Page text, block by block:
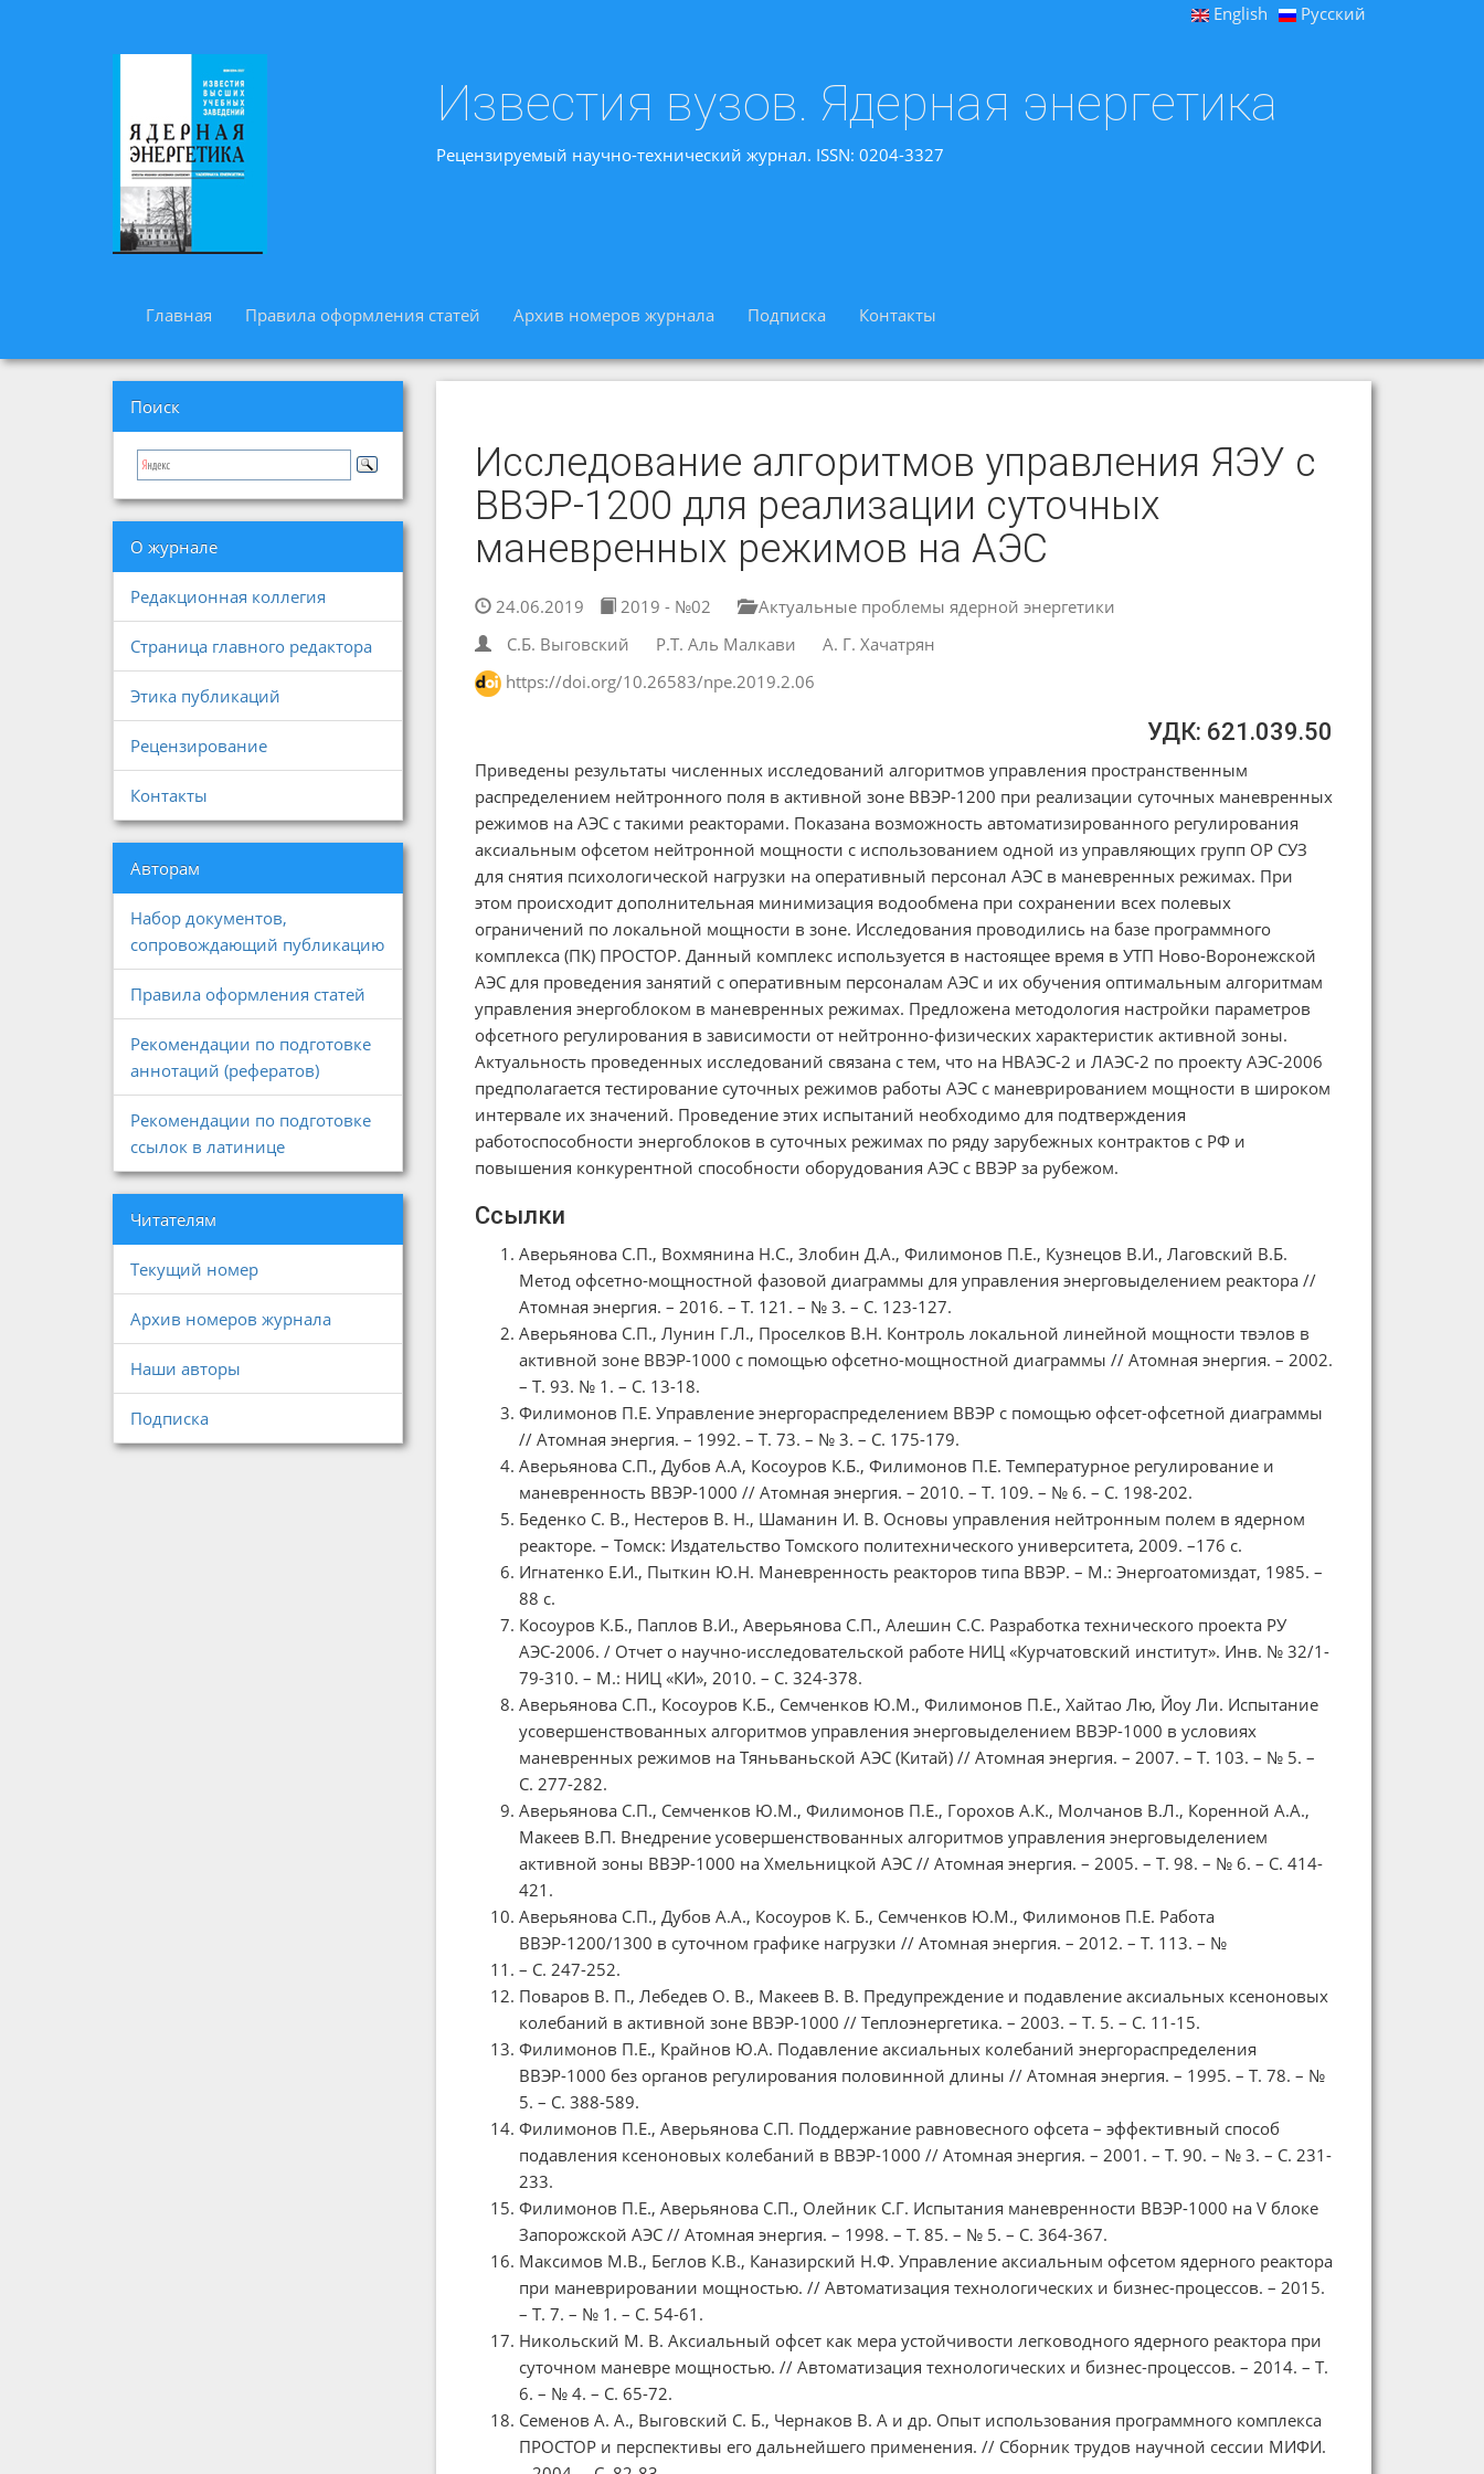
English Русский
Известия вузов. Ядерная энергетика
Рецензируемый научно-технический журнал. ISSN: 0204-3327
Главная Правила оформления статей Архив номеров журнала Подписка Контакты
Поиск
О журнале
Редакционная коллегия
Страница главного редактора
Этика публикаций
Рецензирование
Контакты
Авторам
Набор документов,
сопровождающий публикацию
Правила оформления статей
Рекомендации по подготовке
аннотаций (рефератов)
Рекомендации по подготовке
ссылок в латинице
Читателям
Текущий номер
Архив номеров журнала
Наши авторы
Подписка
Исследование алгоритмов управления ЯЭУ с
ВВЭР-1200 для реализации суточных
маневренных режимов на АЭС
24.06.2019 2019 - №02
Актуальные проблемы ядерной энергетики
С.Б. Выговский
Р.Т. Аль Малкави
А. Г. Хачатрян
https://doi.org/10.26583/npe.2019.2.06
УДК: 621.039.50
Приведены результаты численных исследований алгоритмов управления пространственным
распределением нейтронного поля в активной зоне ВВЭР-1200 при реализации суточных маневренных
режимов на АЭС с такими реакторами. Показана возможность автоматизированного регулирования
аксиальным офсетом нейтронной мощности с использованием одной из управляющих групп ОР СУЗ
для снятия психологической нагрузки на оперативный персонал АЭС в маневренных режимах. При
этом происходит дополнительная минимизация водообмена при сохранении всех полевых
ограничений по локальной мощности в зоне. Исследования проводились на базе программного
комплекса (ПК) ПРОСТОР. Данный комплекс используется в настоящее время в УТП Ново-Воронежской
АЭС для проведения занятий с оперативным персоналам АЭС и их обучения оптимальным алгоритмам
управления энергоблоком в маневренных режимах. Предложена методология настройки параметров
офсетного регулирования в зависимости от нейтронно-физических характеристик активной зоны.
Актуальность проведенных исследований связана с тем, что на НВАЭС-2 и ЛАЭС-2 по проекту АЭС-2006
предполагается тестирование суточных режимов работы АЭС с маневрированием мощности в широком
интервале их значений. Проведение этих испытаний необходимо для подтверждения
работоспособности энергоблоков в суточных режимах по ряду зарубежных контрактов с РФ и
повышения конкурентной способности оборудования АЭС с ВВЭР за рубежом.
Ссылки
Аверьянова С.П., Вохмянина Н.С., Злобин Д.А., Филимонов П.Е., Кузнецов В.И., Лаговский В.Б.
Метод офсетно-мощностной фазовой диаграммы для управления энерговыделением реактора //
Атомная энергия. – 2016. – Т. 121. – № 3. – С. 123-127.
Аверьянова С.П., Лунин Г.Л., Проселков В.Н. Контроль локальной линейной мощности твэлов в
активной зоне ВВЭР-1000 с помощью офсетно-мощностной диаграммы // Атомная энергия. – 2002.
– Т. 93. № 1. – С. 13-18.
Филимонов П.Е. Управление энергораспределением ВВЭР с помощью офсет-офсетной диаграммы
// Атомная энергия. – 1992. – Т. 73. – № 3. – С. 175-179.
Аверьянова С.П., Дубов А.А, Косоуров К.Б., Филимонов П.Е. Температурное регулирование и
маневренность ВВЭР-1000 // Атомная энергия. – 2010. – Т. 109. – № 6. – С. 198-202.
Беденко С. В., Нестеров В. Н., Шаманин И. В. Основы управления нейтронным полем в ядерном
реакторе. – Томск: Издательство Томского политехнического университета, 2009. –176 с.
Игнатенко Е.И., Пыткин Ю.Н. Маневренность реакторов типа ВВЭР. – М.: Энергоатомиздат, 1985. –
88 с.
Косоуров К.Б., Паплов В.И., Аверьянова С.П., Алешин С.С. Разработка технического проекта РУ
АЭС-2006. / Отчет о научно-исследовательской работе НИЦ «Курчатовский институт». Инв. № 32/1-
79-310. – М.: НИЦ «КИ», 2010. – С. 324-378.
Аверьянова С.П., Косоуров К.Б., Семченков Ю.М., Филимонов П.Е., Хайтао Лю, Йоу Ли. Испытание
усовершенствованных алгоритмов управления энерговыделением ВВЭР-1000 в условиях
маневренных режимов на Тяньваньской АЭС (Китай) // Атомная энергия. – 2007. – Т. 103. – № 5. –
С. 277-282.
Аверьянова С.П., Семченков Ю.М., Филимонов П.Е., Горохов А.К., Молчанов В.Л., Коренной А.А.,
Макеев В.П. Внедрение усовершенствованных алгоритмов управления энерговыделением
активной зоны ВВЭР-1000 на Хмельницкой АЭС // Атомная энергия. – 2005. – Т. 98. – № 6. – С. 414-
421.
Аверьянова С.П., Дубов А.А., Косоуров К. Б., Семченков Ю.М., Филимонов П.Е. Работа
ВВЭР-1200/1300 в суточном графике нагрузки // Атомная энергия. – 2012. – Т. 113. – №
– С. 247-252.
Поваров В. П., Лебедев О. В., Макеев В. В. Предупреждение и подавление аксиальных ксеноновых
колебаний в активной зоне ВВЭР-1000 // Теплоэнергетика. – 2003. – Т. 5. – С. 11-15.
Филимонов П.Е., Крайнов Ю.А. Подавление аксиальных колебаний энергораспределения
ВВЭР-1000 без органов регулирования половинной длины // Атомная энергия. – 1995. – Т. 78. – №
5. – С. 388-589.
Филимонов П.Е., Аверьянова С.П. Поддержание равновесного офсета – эффективный способ
подавления ксеноновых колебаний в ВВЭР-1000 // Атомная энергия. – 2001. – Т. 90. – № 3. – С. 231-
233.
Филимонов П.Е., Аверьянова С.П., Олейник С.Г. Испытания маневренности ВВЭP-1000 на V блоке
Запорожской АЭС // Атомная энергия. – 1998. – Т. 85. – № 5. – С. 364-367.
Максимов М.В., Беглов К.В., Каназирский Н.Ф. Управление аксиальным офсетом ядерного реактора
при маневрировании мощностью. // Автоматизация технологических и бизнес-процессов. – 2015.
– Т. 7. – № 1. – С. 54-61.
Никольский М. В. Аксиальный офсет как мера устойчивости легководного ядерного реактора при
суточном маневре мощностью. // Автоматизация технологических и бизнес-процессов. – 2014. – Т.
6. – № 4. – С. 65-72.
Семенов А. А., Выговский С. Б., Чернаков В. А и др. Опыт использования программного комплекса
ПРОСТОР и перспективы его дальнейшего применения. // Сборник трудов научной сессии МИФИ.